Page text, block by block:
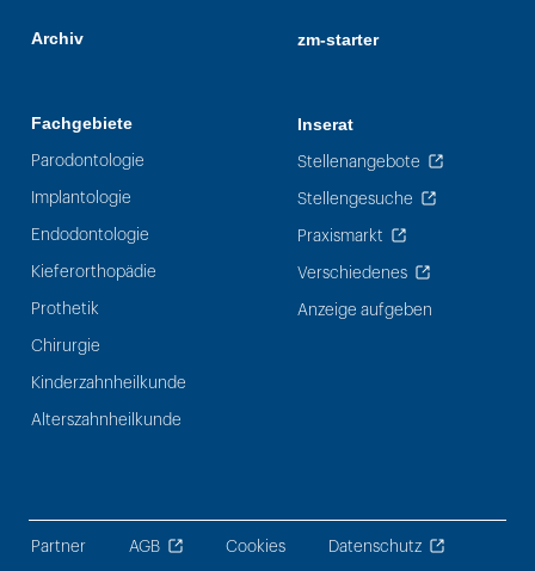
Archiv
Fachgebiete
Parodontologie
Implantologie
Endodontologie
Kieferorthopädie
Prothetik
Chirurgie
Kinderzahnheilkunde
Alterszahnheilkunde
zm-starter
Inserat
Stellenangebote
Stellengesuche
Praxismarkt
Verschiedenes
Anzeige aufgeben
Partner AGB Cookies Datenschutz